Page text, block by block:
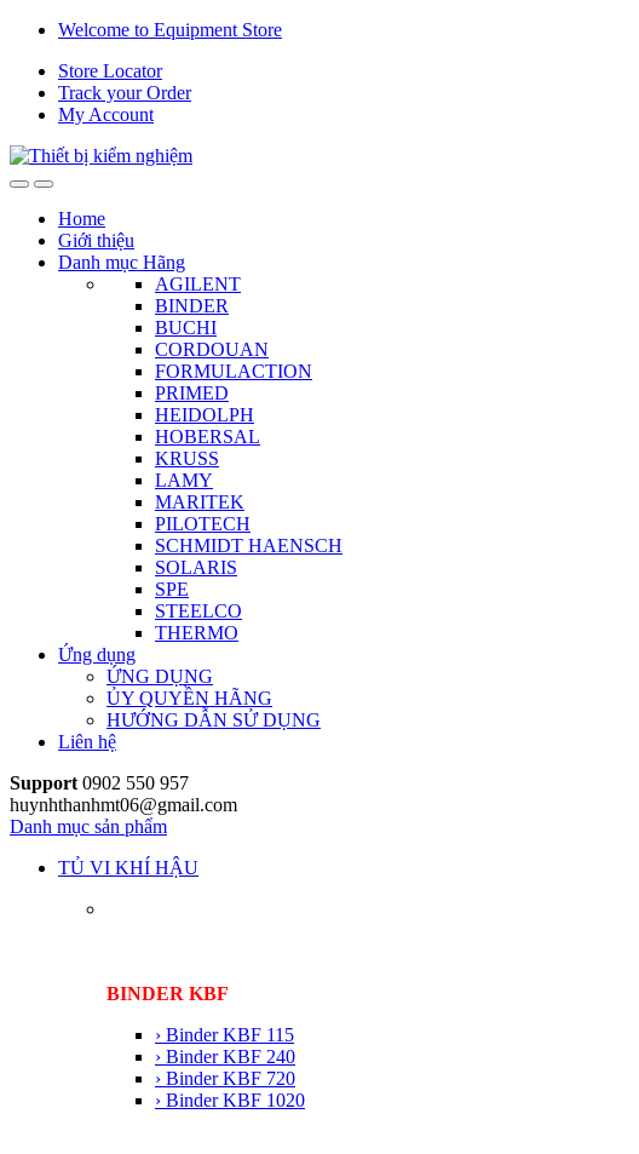
Skip
navigation
Skip
content
Welcome to Equipment Store
Store Locator
Track your Order
My Account
Home
Giới thiệu
Danh mục Hãng
AGILENT
BINDER
BUCHI
CORDOUAN
FORMULACTION
PRIMED
HEIDOLPH
HOBERSAL
KRUSS
LAMY
MARITEK
PILOTECH
SCHMIDT HAENSCH
SOLARIS
SPE
STEELCO
THERMO
Ứng dụng
ỨNG DỤNG
ỦY QUYỀN HÃNG
HƯỚNG DẪN SỬ DỤNG
Liên hệ
Support 0902 550 957
huynhthanhmt06@gmail.com
Danh mục sản phẩm
TỦ VI KHÍ HẬU
BINDER KBF
› Binder KBF 115
› Binder KBF 240
› Binder KBF 720
› Binder KBF 1020